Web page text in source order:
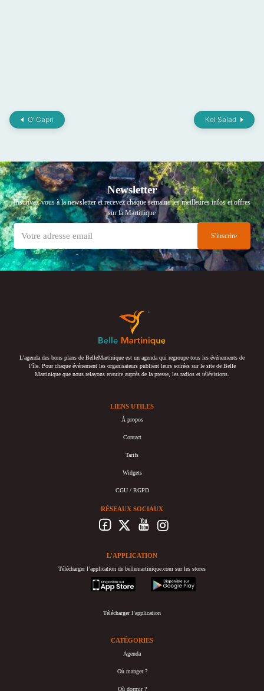
O’ Capri Kel Salad
Newsletter
Inscrivez-vous à la newsletter et recevez chaque semaine les meilleures infos et offres
sur la Martinique
L’agenda des bons plans de BelleMartinique est un agenda qui regroupe tous les événements de
l’île. Pour chaque événement les organisateurs publient leurs soirées sur le site de Belle
Martinique que nous relayons ensuite auprès de la presse, les radios et télévisions.
LIENS UTILES
À propos
Contact
Tarifs
Widgets
CGU / RGPD
RÉSEAUX SOCIAUX
L’APPLICATION
Télécharger l’application de bellemartinique.com sur les stores
appstore
googleplay
Télécharger l’application
CATÉGORIES
Agenda
Où manger ?
Où dormir ?